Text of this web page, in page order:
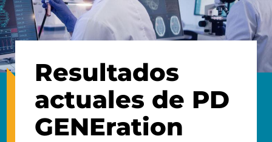
Resultados
actuales de PD
GENEration